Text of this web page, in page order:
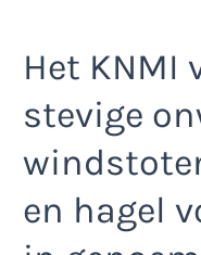
Het KNMI
stevige
en hagel